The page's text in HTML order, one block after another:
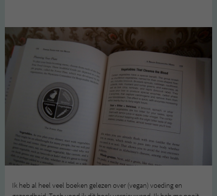
Ik heb al heel veel boeken gelezen over (vegan) voeding en